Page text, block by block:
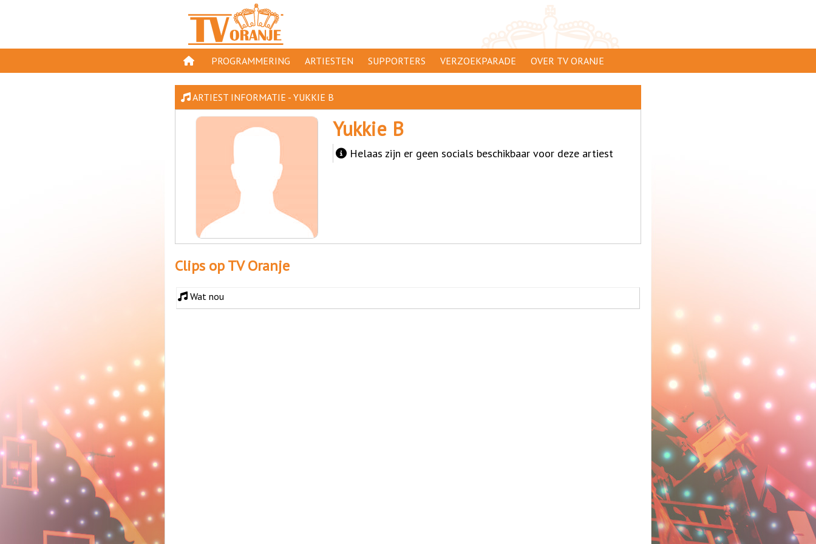
PROGRAMMERING
PROGRAMMA'S
GESPEELD OP TV ORANJE
ORANJE KROON
TV ORANJE TOP 1000
11 VAN ORANJE
ARTIESTEN SUPPORTERS
SUPPORTERSACTIES
AANMELDEN
VERZOEKPARADE OVER TV ORANJE
WAAR TE ZIEN
CLIP INSTUREN
DISCLAIMER
ARTIEST INFORMATIE - YUKKIE B
Yukkie B
Helaas zijn er geen socials beschikbaar voor deze artiest
Clips op TV Oranje
Wat nou